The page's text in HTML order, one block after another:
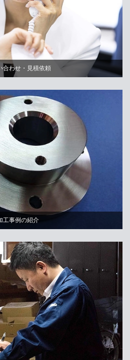
合わせ・見積依頼
工事例の紹介